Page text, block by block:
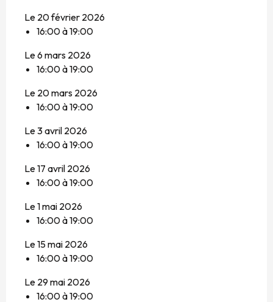
Le 20 février 2026
16:00 à 19:00
Le 6 mars 2026
16:00 à 19:00
Le 20 mars 2026
16:00 à 19:00
Le 3 avril 2026
16:00 à 19:00
Le 17 avril 2026
16:00 à 19:00
Le 1 mai 2026
16:00 à 19:00
Le 15 mai 2026
16:00 à 19:00
Le 29 mai 2026
16:00 à 19:00